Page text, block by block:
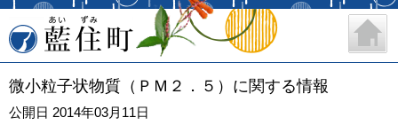
藍住町
微小粒子状物質（ＰＭ２．５）に関する情報
公開日 2014年03月11日